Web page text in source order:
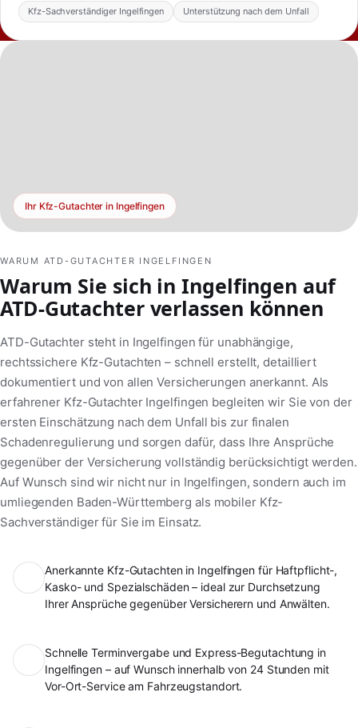
Kfz-Sachverständiger Ingelfingen Unterstützung nach dem Unfall
Ihr Kfz-Gutachter in Ingelfingen
WARUM ATD-GUTACHTER INGELFINGEN
Warum Sie sich in Ingelfingen auf
ATD-Gutachter verlassen können
ATD-Gutachter steht in Ingelfingen für unabhängige,
rechtssichere Kfz-Gutachten – schnell erstellt, detailliert
dokumentiert und von allen Versicherungen anerkannt. Als
erfahrener Kfz-Gutachter Ingelfingen begleiten wir Sie von der
ersten Einschätzung nach dem Unfall bis zur finalen
Schadenregulierung und sorgen dafür, dass Ihre Ansprüche
gegenüber der Versicherung vollständig berücksichtigt werden.
Auf Wunsch sind wir nicht nur in Ingelfingen, sondern auch im
umliegenden Baden-Württemberg als mobiler Kfz-
Sachverständiger für Sie im Einsatz.
Anerkannte Kfz-Gutachten in Ingelfingen für Haftpflicht-,
Kasko- und Spezialschäden – ideal zur Durchsetzung
Ihrer Ansprüche gegenüber Versicherern und Anwälten.
Schnelle Terminvergabe und Express-Begutachtung in
Ingelfingen – auf Wunsch innerhalb von 24 Stunden mit
Vor-Ort-Service am Fahrzeugstandort.